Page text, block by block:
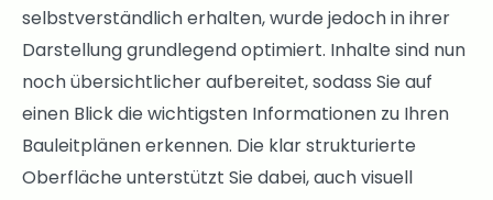
selbstverständlich erhalten, wurde jedoch in ihrer
Darstellung grundlegend optimiert. Inhalte sind nun
noch übersichtlicher aufbereitet, sodass Sie auf
einen Blick die wichtigsten Informationen zu Ihren
Bauleitplänen erkennen. Die klar strukturierte
Oberfläche unterstützt Sie dabei, auch visuell